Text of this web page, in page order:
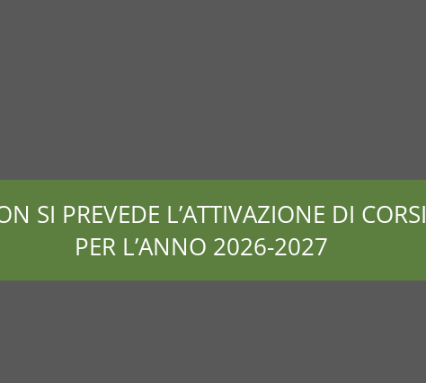
SI PREVEDE L’ATTIVAZIONE DI CORSI
PER L’ANNO 2026-2027